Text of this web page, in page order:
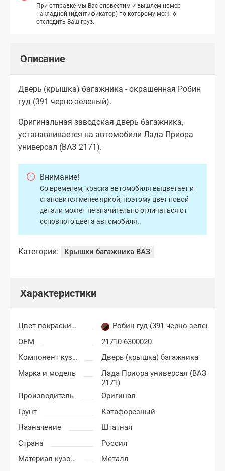
При отправке мы Вас оповестим и вышлем номер
накладной (идентификатор) по которому можно
отследить Ваш груз.
Описание
Дверь (крышка) багажника - окрашенная Робин
гуд (391 черно-зеленый).
Оригинальная заводская дверь багажника,
устанавливается на автомобили Лада Приора
универсал (ВАЗ 2171).
Внимание!
Со временем, краска автомобиля выцветает и
становится менее яркой, поэтому цвет новой
детали может не значительно отличаться от
основного цвета автомобиля.
Категории: Крышки багажника ВАЗ
Характеристики
Цвет покраски Лада Приора
Робин гуд (391 черно-зеленый)
OEM
21710-6300020
Компонент кузова
Дверь (крышка) багажника
Марка и модель
Лада Приора универсал (ВАЗ
2171)
Производитель
Оригинал
Грунт
Катафорезный
Назначение
Штатная
Страна
Россия
Материал кузовных деталей
Металл